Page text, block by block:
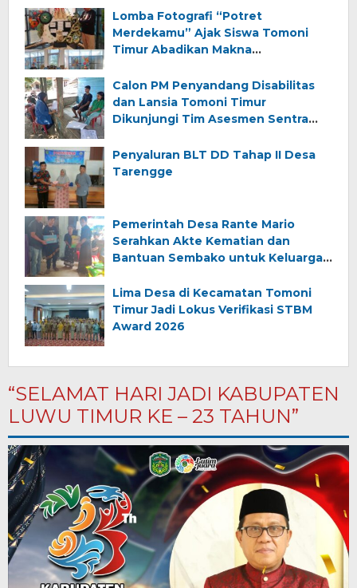
Lomba Fotografi “Potret
Merdekamu” Ajak Siswa Tomoni
Timur Abadikan Makna
Calon PM Penyandang Disabilitas
dan Lansia Tomoni Timur
Dikunjungi Tim Asesmen Sentra
Penyaluran BLT DD Tahap II Desa
Tarengge
Pemerintah Desa Rante Mario
Serahkan Akte Kematian dan
Bantuan Sembako untuk Keluarga
Lima Desa di Kecamatan Tomoni
Timur Jadi Lokus Verifikasi STBM
Award 2026
“SELAMAT HARI JADI KABUPATEN
LUWU TIMUR KE – 23 TAHUN”